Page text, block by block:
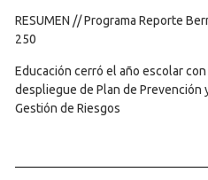
RESUMEN // Programa Reporte
250
Educación cerró el año escolar con
despliegue de Plan de Prevención
Gestión de Riesgos